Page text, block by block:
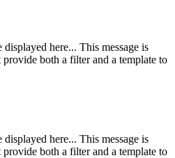
here... This message is
both a filter and a template to
here... This message is
both a filter and a template to